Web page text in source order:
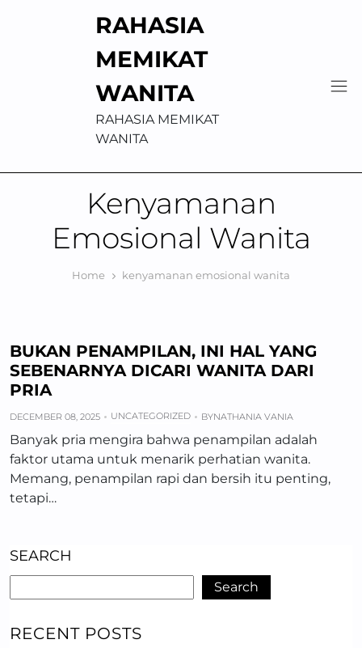
RAHASIA
MEMIKAT
WANITA
RAHASIA MEMIKAT
WANITA
Kenyamanan
Emosional Wanita
Home kenyamanan emosional wanita
BUKAN PENAMPILAN, INI HAL YANG
SEBENARNYA DICARI WANITA DARI
PRIA
DECEMBER 08, 2025 UNCATEGORIZED BYNATHANIA VANIA
Banyak pria mengira bahwa penampilan adalah
faktor utama untuk menarik perhatian wanita.
Memang, penampilan rapi dan bersih itu penting,
tetapi…
SEARCH
Search
RECENT POSTS